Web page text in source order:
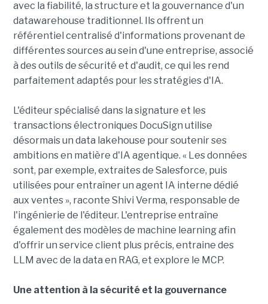
avec la fiabilité, la structure et la gouvernance d'un
datawarehouse traditionnel. Ils offrent un
référentiel centralisé d'informations provenant de
différentes sources au sein d'une entreprise, associé
à des outils de sécurité et d'audit, ce qui les rend
parfaitement adaptés pour les stratégies d'IA.
L'éditeur spécialisé dans la signature et les
transactions électroniques DocuSign utilise
désormais un data lakehouse pour soutenir ses
ambitions en matière d'IA agentique. « Les données
sont, par exemple, extraites de Salesforce, puis
utilisées pour entraîner un agent IA interne dédié
aux ventes », raconte Shivi Verma, responsable de
l'ingénierie de l'éditeur. L'entreprise entraîne
également des modèles de machine learning afin
d'offrir un service client plus précis, entraine des
LLM avec de la data en RAG, et explore le MCP.
Une attention à la sécurité et la gouvernance